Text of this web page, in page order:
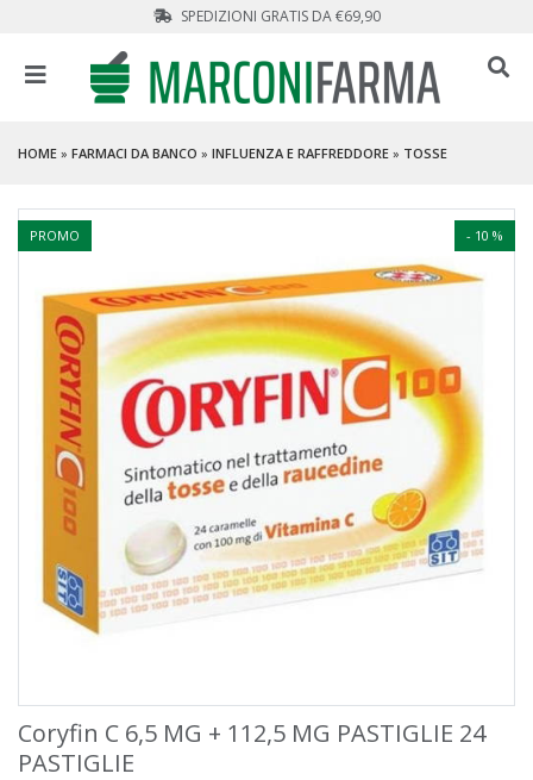
SPEDIZIONI GRATIS DA €69,90
HOME » FARMACI DA BANCO » INFLUENZA E RAFFREDDORE » TOSSE
- 10 %
PROMO
Coryfin C 6,5 MG + 112,5 MG PASTIGLIE 24
PASTIGLIE